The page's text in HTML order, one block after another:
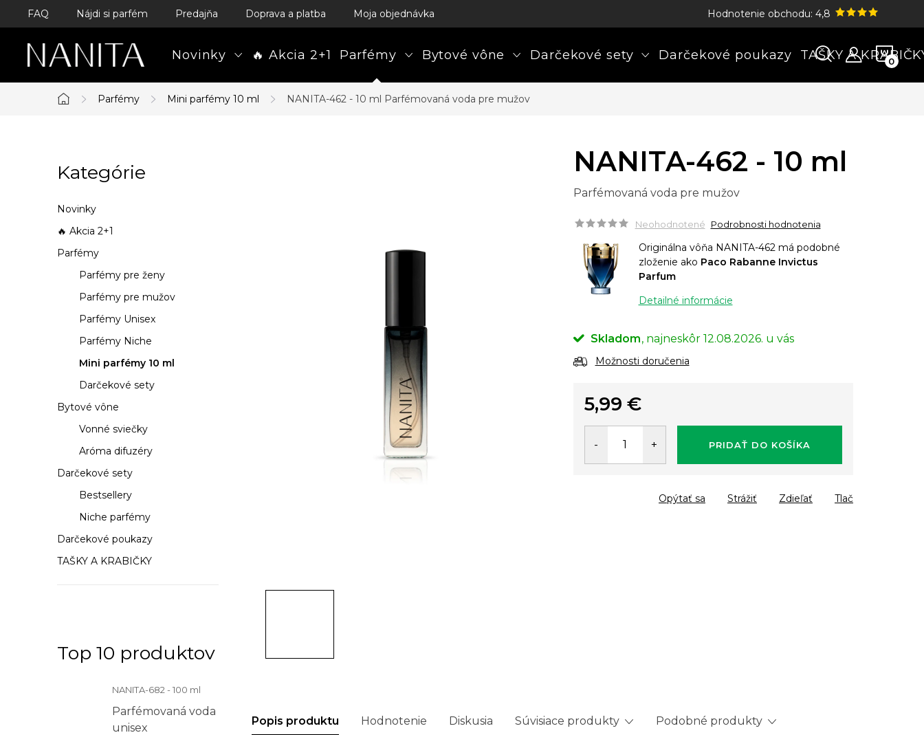
Prejsť
obsah
FAQ Nájdi si parfém Predajňa Doprava a platba Moja objednávka Hodnotenie obchodu: 4,8
Novinky 🔥 Akcia 2+1 Parfémy Bytové vône Darčekové sety Darčekové poukazy TAŠKY A
Domov
Parfémy Mini parfémy 10 ml NANITA-462 - 10 ml Parfémovaná voda pre mužov
o
č
n
ý
l
Preskočiť
kategórie
Kategórie
Novinky
🔥 Akcia 2+1
Parfémy
Parfémy pre ženy
Parfémy pre mužov
Parfémy Unisex
Parfémy Niche
Mini parfémy 10 ml
Darčekové sety
Bytové vône
Vonné sviečky
Aróma difuzéry
Darčekové sety
Bestsellery
Niche parfémy
Darčekové poukazy
TAŠKY A KRABIČKY
Top 10 produktov
NANITA-682 - 100 ml
Parfémovaná voda
unisex
NANITA-462 - 10 ml
Parfémovaná voda pre mužov
Neohodnotené Podrobnosti hodnotenia
Originálna vôňa NANITA-462 má podobné
zloženie ako Paco Rabanne Invictus
Parfum
Detailné informácie
Skladom 12.08.2026.
Možnosti doručenia
5,99 €
PRIDAŤ DO KOŠÍKA
Tlač
Opýtať sa Strážiť Zdieľať
Popis produktu Hodnotenie Diskusia Súvisiace produkty Podobné produkty